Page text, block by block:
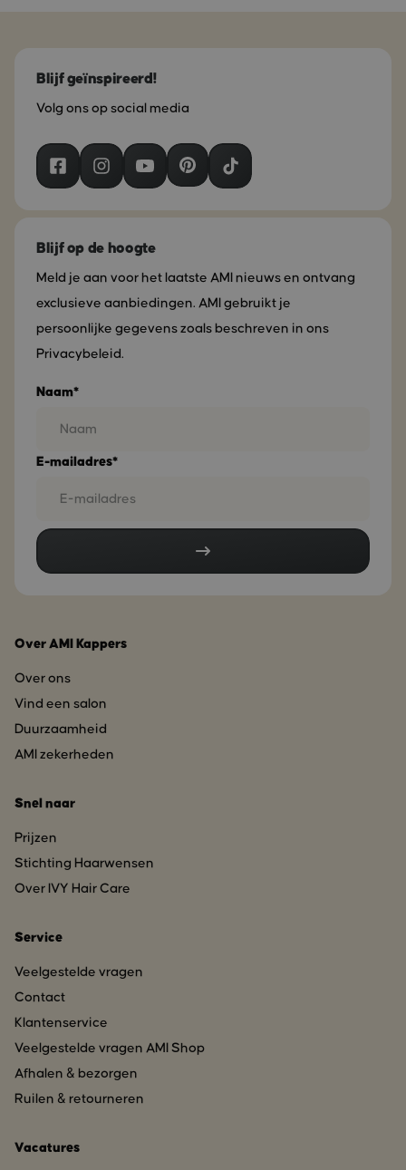
Blijf geïnspireerd!
Volg ons op social media
Blijf op de hoogte
Meld je aan voor het laatste AMI nieuws en ontvang
exclusieve aanbiedingen. AMI gebruikt je
persoonlijke gegevens zoals beschreven in ons
Privacybeleid.
Naam*
E-mailadres*
Over AMI Kappers
Over ons
Vind een salon
Duurzaamheid
AMI zekerheden
Snel naar
Prijzen
Stichting Haarwensen
Over IVY Hair Care
Service
Veelgestelde vragen
Contact
Klantenservice
Veelgestelde vragen AMI Shop
Afhalen & bezorgen
Ruilen & retourneren
Vacatures